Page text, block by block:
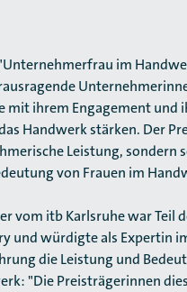
im
mit ihrem Engagement und
Handwerk stärken. Der
Leistung, sondern
von Frauen im
vom itb Karlsruhe war Teil
und würdigte als Expertin
die Leistung und
"Die Preisträgerinnen